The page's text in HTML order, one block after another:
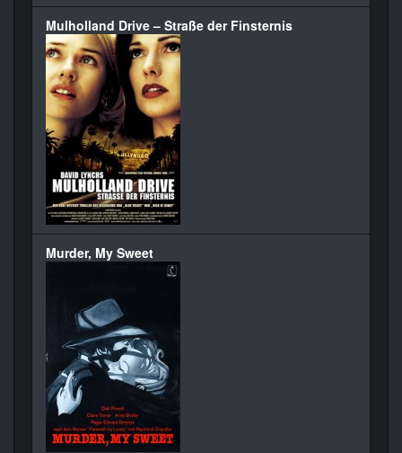
Mulholland Drive – Straße der Finsternis
Murder, My Sweet